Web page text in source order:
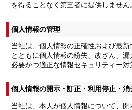
を得ることなく第三者に提供しません
個人情報の管理
当社は、個人情報の正確性および最
とともに個人情報の紛失、改ざん、漏
必要かつ適正な情報セキュリティー対
個人情報の開示・訂正・利用停止・消
当社は、本人が個人情報について、